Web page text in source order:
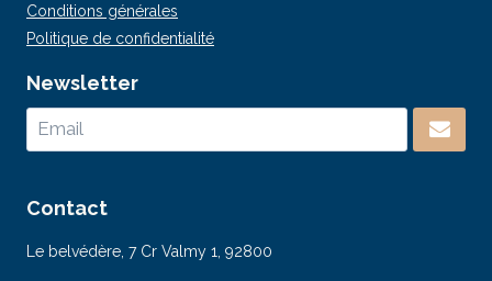
Conditions générales
Politique de confidentialité
Newsletter
Contact
Le belvédère, 7 Cr Valmy 1, 92800